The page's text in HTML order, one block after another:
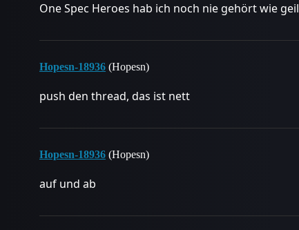
One Spec Heroes hab ich noch nie gehört wie geil
Hopesn-18936 (Hopesn)
push den thread, das ist nett
Hopesn-18936 (Hopesn)
auf und ab